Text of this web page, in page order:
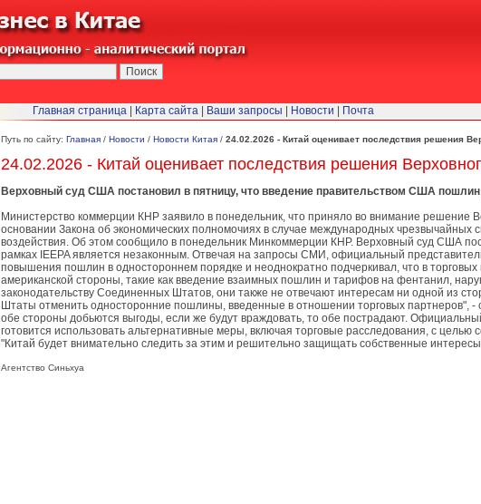
Путь по сайту: Главная / Новости / Новости Китая / 24.02.2026 - Китай оценивает последствия решения
24.02.2026 - Китай оценивает последствия решения
Верховный суд США постановил в пятницу, что введение правительством США
Министерство коммерции КНР заявило в понедельник, что приняло во внимание
основании Закона об экономических полномочиях в случае международных
воздействия. Об этом сообщило в понедельник Минкоммерции КНР. Верховный суд США
рамках IEEPA является незаконным. Отвечая на запросы СМИ, официальный
повышения пошлин в одностороннем порядке и неоднократно подчеркивал, что в
американской стороны, такие как введение взаимных пошлин и тарифов на фентанил,
законодательству Соединенных Штатов, они также не отвечают интересам ни одной из
Штаты отменить односторонние пошлины, введенные в отношении торговых партнеров",
обе стороны добьются выгоды, если же будут враждовать, то обе пострадают.
готовится использовать альтернативные меры, включая торговые расследования, с
"Китай будет внимательно следить за этим и решительно защищать собственные
Агентство Синьхуа
Главная страница Карта сайта Ваши запросы Новости Почта